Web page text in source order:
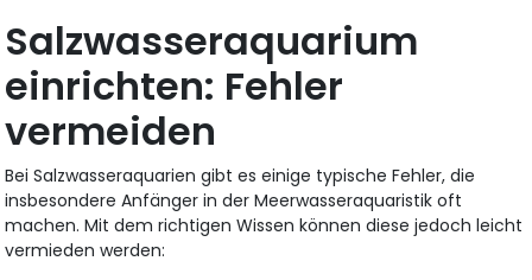
Salzwasseraquarium
einrichten: Fehler
vermeiden
Bei Salzwasseraquarien gibt es einige typische Fehler, die
insbesondere Anfänger in der Meerwasseraquaristik oft
machen. Mit dem richtigen Wissen können diese jedoch leicht
vermieden werden: